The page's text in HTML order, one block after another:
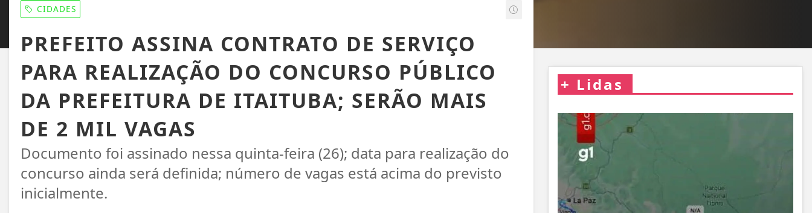
CIDADES
PREFEITO ASSINA CONTRATO DE SERVIÇO
PARA REALIZAÇÃO DO CONCURSO PÚBLICO
DA PREFEITURA DE ITAITUBA; SERÃO MAIS
DE 2 MIL VAGAS
Documento foi assinado nessa quinta-feira (26); data para realização do
concurso ainda será definida; número de vagas está acima do previsto
inicialmente.
+ Lidas